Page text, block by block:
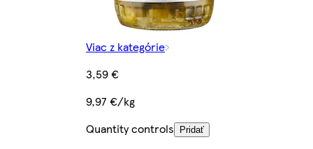
Viac z kategórie
3,59 €
9,97 €/kg
Quantity controls
Pridať